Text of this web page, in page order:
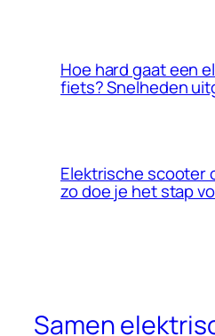
Hoe hard gaat een
fiets? Snelheden
Elektrische scooter
zo doe je het stap
Samen